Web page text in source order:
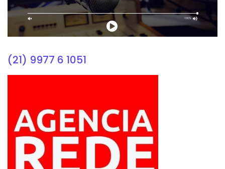
(21) 9977 6 1051